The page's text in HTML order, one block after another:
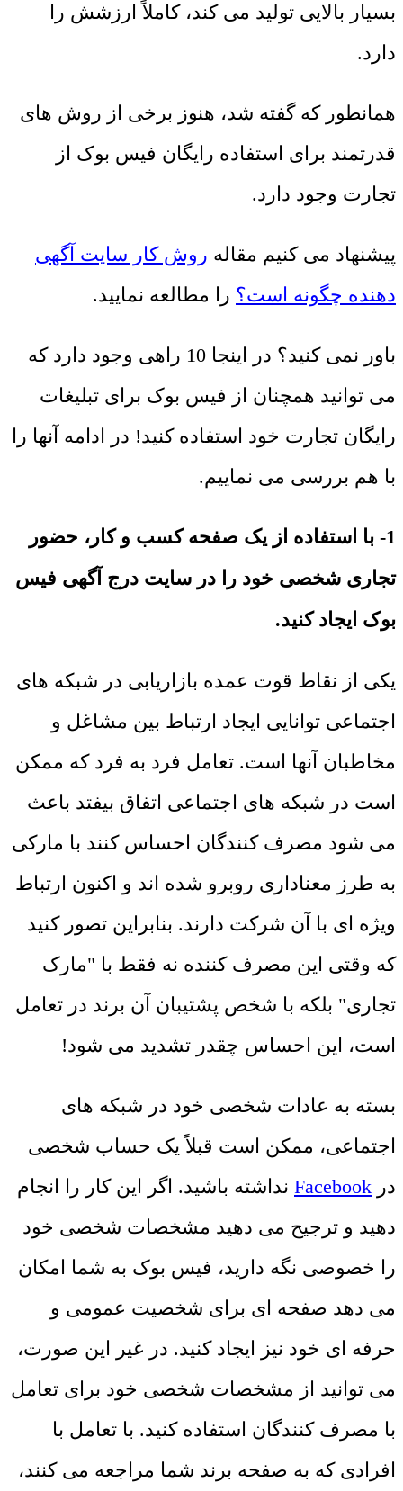
بسیار بالایی تولید می کند، کاملاً ارزشش را
دارد.
همانطور که گفته شد، هنوز برخی از روش های
قدرتمند برای استفاده رایگان فیس بوک از
تجارت وجود دارد.
پیشنهاد می کنیم مقاله روش کار سایت آگهی
دهنده چگونه است؟ را مطالعه نمایید.
باور نمی کنید؟ در اینجا 10 راهی وجود دارد که
می توانید همچنان از فیس بوک برای تبلیغات
رایگان تجارت خود استفاده کنید! در ادامه آنها را
با هم بررسی می نماییم.
1- با استفاده از یک صفحه کسب و کار، حضور
تجاری شخصی خود را در سایت درج آگهی فیس
بوک ایجاد کنید.
یکی از نقاط قوت عمده بازاریابی در شبکه های
اجتماعی توانایی ایجاد ارتباط بین مشاغل و
مخاطبان آنها است. تعامل فرد به فرد که ممکن
است در شبکه های اجتماعی اتفاق بیفتد باعث
می شود مصرف کنندگان احساس کنند با مارکی
به طرز معناداری روبرو شده اند و اکنون ارتباط
ویژه ای با آن شرکت دارند. بنابراین تصور کنید
که وقتی این مصرف کننده نه فقط با "مارک
تجاری" بلکه با شخص پشتیبان آن برند در تعامل
است، این احساس چقدر تشدید می شود!
بسته به عادات شخصی خود در شبکه های
اجتماعی، ممکن است قبلاً یک حساب شخصی
در Facebook نداشته باشید. اگر این کار را انجام
دهید و ترجیح می دهید مشخصات شخصی خود
را خصوصی نگه دارید، فیس بوک به شما امکان
می دهد صفحه ای برای شخصیت عمومی و
حرفه ای خود نیز ایجاد کنید. در غیر این صورت،
می توانید از مشخصات شخصی خود برای تعامل
با مصرف کنندگان استفاده کنید. با تعامل با
افرادی که به صفحه برند شما مراجعه می کنند،